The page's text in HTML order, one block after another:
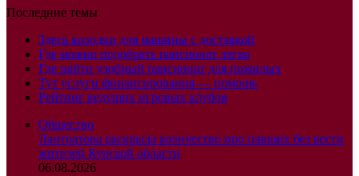
Последние темы
Здесь колодки для машины с доставкой
Где можно подобрать пансионат легко
Где найти удобный пансионат для пожилых
Тут услуги финансирования — помощь
Рейтинг ведущих игровых клубов
Общество
Лантратова раскрыла количество про павших без вести
жителей Курской области
06.08.2026